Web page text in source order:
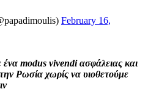
February 16,
modus vivendi ασφάλειας και
Ρωσία χωρίς να υιοθετούμε